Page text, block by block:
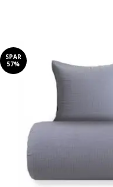
SPAR
57%